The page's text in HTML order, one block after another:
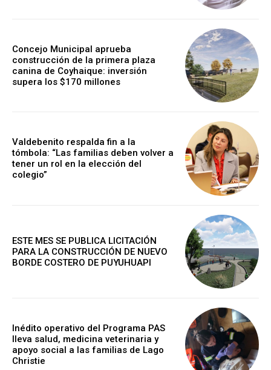
Concejo Municipal aprueba
construcción de la primera plaza
canina de Coyhaique: inversión
supera los $170 millones
Valdebenito respalda fin a la
tómbola: “Las familias deben volver a
tener un rol en la elección del
colegio”
ESTE MES SE PUBLICA LICITACIÓN
PARA LA CONSTRUCCIÓN DE NUEVO
BORDE COSTERO DE PUYUHUAPI
Inédito operativo del Programa PAS
lleva salud, medicina veterinaria y
apoyo social a las familias de Lago
Christie